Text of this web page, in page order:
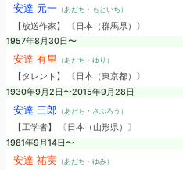
安達 元一（あだち・もといち）
【放送作家】 〔日本（群馬県）〕
1957年8月30日〜
安達 有里 （あだち・ゆり）
【タレント】 〔日本（東京都）〕
1930年9月2日〜2015年9月28日
安達 三郎（あだち・さぶろう）
【工学者】 〔日本（山形県）〕
1981年9月14日〜
安達 祐実（あだち・ゆみ）